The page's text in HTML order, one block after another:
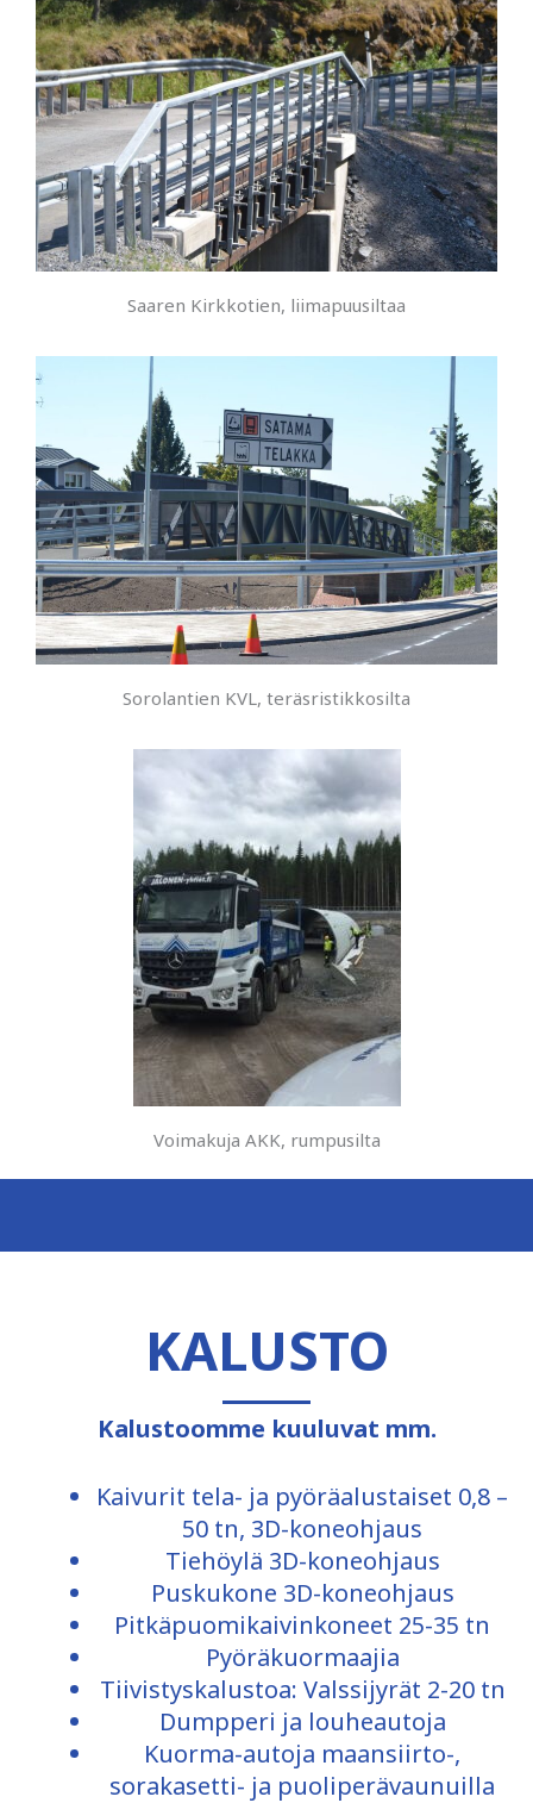
Saaren Kirkkotien, liimapuusiltaa
Sorolantien KVL, teräsristikkosilta
Voimakuja AKK, rumpusilta
KALUSTO
Kalustoomme kuuluvat mm.
Kaivurit tela- ja pyöräalustaiset 0,8 –
50 tn, 3D-koneohjaus
Tiehöylä 3D-koneohjaus
Puskukone 3D-koneohjaus
Pitkäpuomikaivinkoneet 25-35 tn
Pyöräkuormaajia
Tiivistyskalustoa: Valssijyrät 2-20 tn
Dumpperi ja louheautoja
Kuorma-autoja maansiirto-,
sorakasetti- ja puoliperävaunuilla